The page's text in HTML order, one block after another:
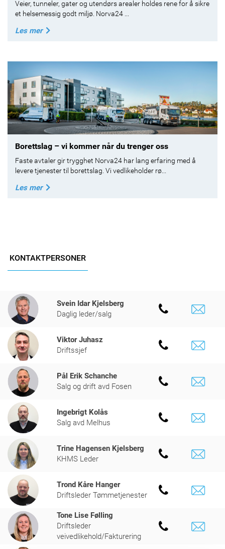
Veier, tunneler, gater og utendørs arealer holdes rene for å sikre
et helsemessig godt miljø. Norva24 ...
Les mer
Borettslag – vi kommer når du trenger oss
Faste avtaler gir trygghet Norva24 har lang erfaring med å
levere tjenester til borettslag. Vi vedlikeholder rø...
Les mer
KONTAKTPERSONER
Svein Idar Kjelsberg
Daglig leder/salg
Viktor Juhasz
Driftssjef
Pål Erik Schanche
Salg og drift avd Fosen
Ingebrigt Kolås
Salg avd Melhus
Trine Hagensen Kjelsberg
KHMS Leder
Trond Kåre Hanger
Driftsleder Tømmetjenester
Tone Lise Følling
Driftsleder
veivedlikehold/Fakturering